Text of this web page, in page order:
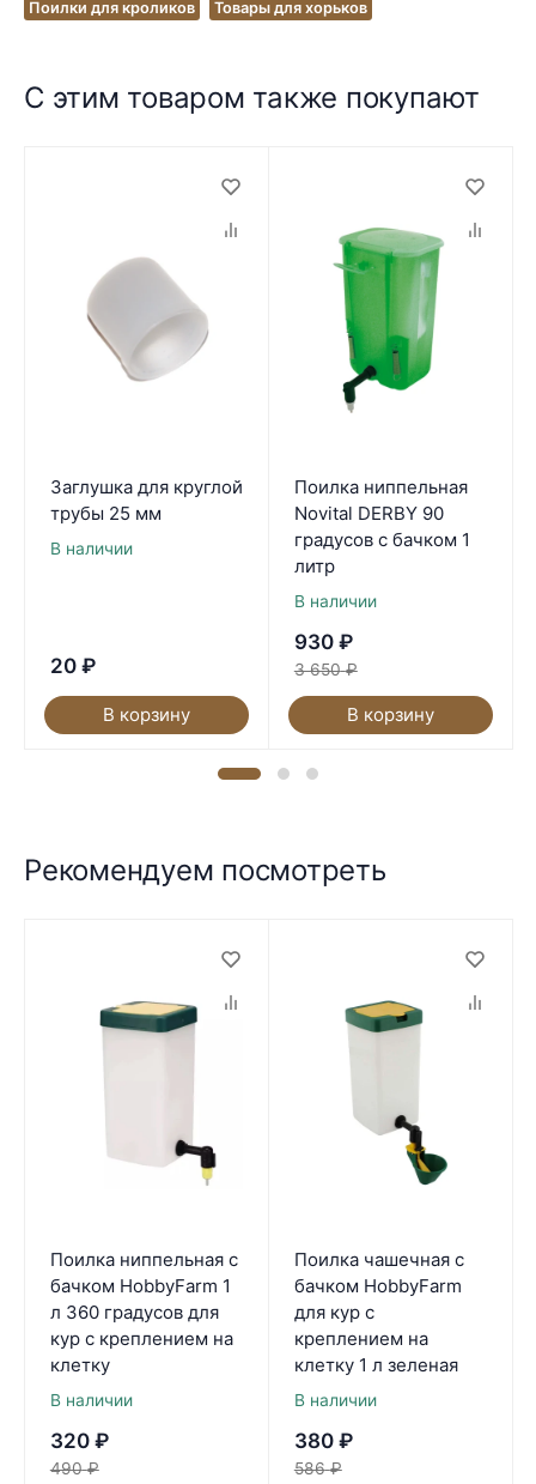
Поилки для кроликов Товары для хорьков
С этим товаром также покупают
Заглушка для круглой
трубы 25 мм
В наличии
20 ₽
В корзину
Поилка ниппельная
Novital DERBY 90
градусов с бачком 1
литр
В наличии
930 ₽
3 650 ₽
В корзину
Рекомендуем посмотреть
Поилка ниппельная с
бачком HobbyFarm 1
л 360 градусов для
кур с креплением на
клетку
В наличии
320 ₽
490 ₽
Поилка чашечная с
бачком HobbyFarm
для кур с
креплением на
клетку 1 л зеленая
В наличии
380 ₽
586 ₽